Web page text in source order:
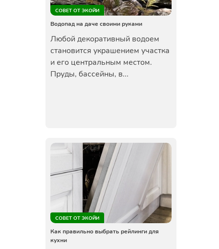
СОВЕТ ОТ ЭКОЙИ
Водопад на даче своими руками
Любой декоративный водоем
становится украшением участка
и его центральным местом.
Пруды, бассейны, в...
СОВЕТ ОТ ЭКОЙИ
Как правильно выбрать рейлинги для
кухни